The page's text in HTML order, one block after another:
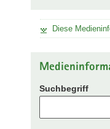
Diese
Suchbegriff